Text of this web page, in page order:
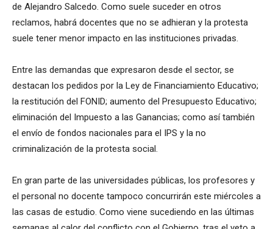
de Alejandro Salcedo. Como suele suceder en otros
reclamos, habrá docentes que no se adhieran y la protesta
suele tener menor impacto en las instituciones privadas.
Entre las demandas que expresaron desde el sector, se
destacan los pedidos por la Ley de Financiamiento Educativo;
la restitución del FONID; aumento del Presupuesto Educativo;
eliminación del Impuesto a las Ganancias; como así también
el envío de fondos nacionales para el IPS y la no
criminalización de la protesta social.
En gran parte de las universidades públicas, los profesores y
el personal no docente tampoco concurrirán este miércoles a
las casas de estudio. Como viene sucediendo en las últimas